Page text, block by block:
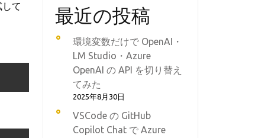
て 最近の投稿
環境変数だけで OpenAI・
LM Studio・Azure
OpenAI の API を切り替え
てみた
2025年8月30日
VSCode の GitHub
Copilot Chat で Azure